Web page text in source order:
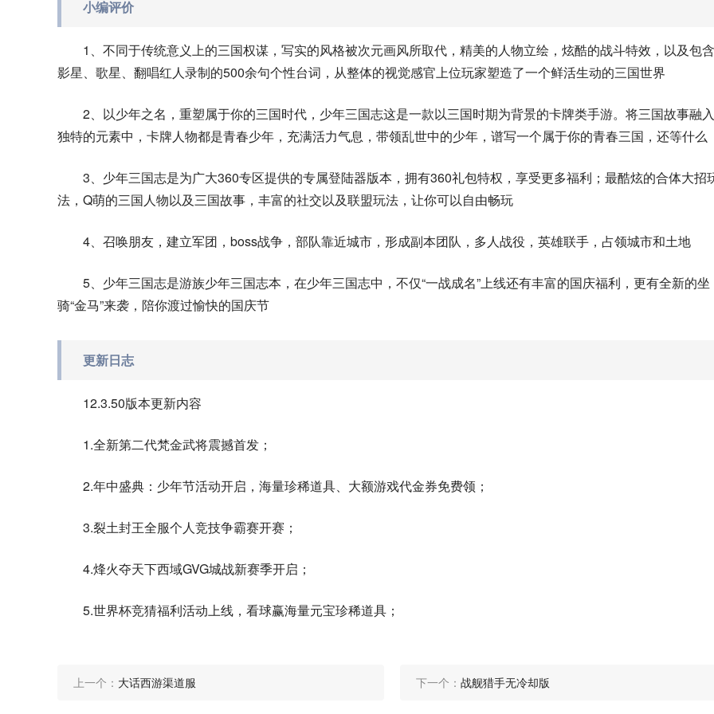
小编评价
1、不同于传统意义上的三国权谋，写实的风格被次元画风所取代，精美的人物立绘，炫酷的战斗特效，以及包含
影星、歌星、翻唱红人录制的500余句个性台词，从整体的视觉感官上位玩家塑造了一个鲜活生动的三国世界
2、以少年之名，重塑属于你的三国时代，少年三国志这是一款以三国时期为背景的卡牌类手游。将三国故事融入
独特的元素中，卡牌人物都是青春少年，充满活力气息，带领乱世中的少年，谱写一个属于你的青春三国，还等什么
3、少年三国志是为广大360专区提供的专属登陆器版本，拥有360礼包特权，享受更多福利；最酷炫的合体大招
法，Q萌的三国人物以及三国故事，丰富的社交以及联盟玩法，让你可以自由畅玩
4、召唤朋友，建立军团，boss战争，部队靠近城市，形成副本团队，多人战役，英雄联手，占领城市和土地
5、少年三国志是游族少年三国志本，在少年三国志中，不仅“一战成名”上线还有丰富的国庆福利，更有全新的坐
骑“金马”来袭，陪你渡过愉快的国庆节
更新日志
12.3.50版本更新内容
1.全新第二代梵金武将震撼首发；
2.年中盛典：少年节活动开启，海量珍稀道具、大额游戏代金券免费领；
3.裂土封王全服个人竞技争霸赛开赛；
4.烽火夺天下西域GVG城战新赛季开启；
5.世界杯竞猜福利活动上线，看球赢海量元宝珍稀道具；
上一个： 大话西游渠道服 下一个： 战舰猎手无冷却版